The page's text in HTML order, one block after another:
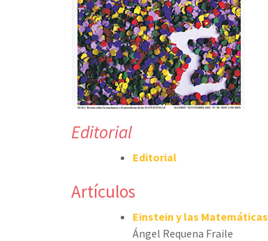
Editorial
Editorial
Artículos
Einstein y las Matemáticas
Ángel Requena Fraile